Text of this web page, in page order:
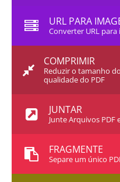
URL PARA
Converter URL para
COMPRIMIR
Reduzir o tamanho
qualidade do PDF
JUNTAR
Junte Arquivos
FRAGMENTE
Separe um único